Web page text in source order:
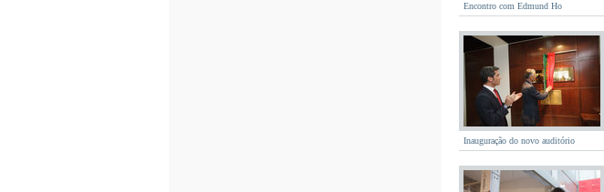
Encontro com Edmund Ho
Inauguração do novo auditório